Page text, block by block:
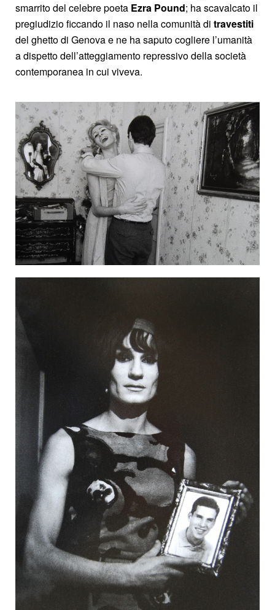
smarrito del celebre poeta Ezra Pound; ha scavalcato il
pregiudizio ficcando il naso nella comunità di travestiti
del ghetto di Genova e ne ha saputo cogliere l’umanità
a dispetto dell’atteggiamento repressivo della società
contemporanea in cui viveva.